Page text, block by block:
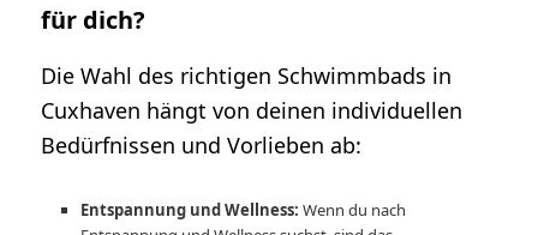
für dich?
Die Wahl des richtigen Schwimmbads in
Cuxhaven hängt von deinen individuellen
Bedürfnissen und Vorlieben ab:
Entspannung und Wellness: Wenn du nach